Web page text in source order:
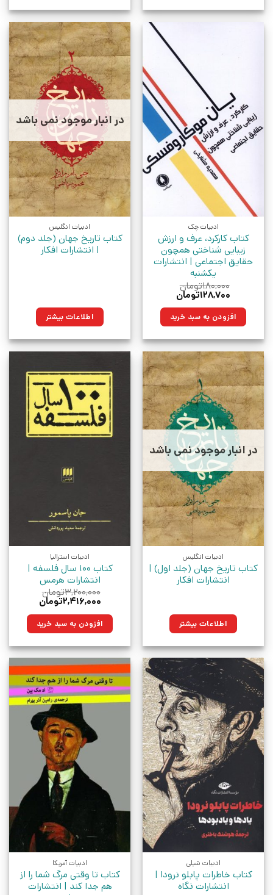
ادبیات چک
کتاب کارکرد، عرف و ارزش
زیبایی‌ شناختی همچون
حقایق اجتماعی | انتشارات
یکشنبه
۱۸۰,۰۰۰تومان
قیمت
۱۸۰,۰۰۰تومان
بود.
۱۲۸,۷۰۰تومان
۱۲۸,۷۰۰تومان.افزودن به سبد خرید
در انبار موجود نمی باشد
ادبیات انگلیس
کتاب تاریخ جهان (جلد دوم)
| انتشارات افکار
اطلاعات بیشتر
در انبار موجود نمی باشد
ادبیات انگلیس
کتاب تاریخ جهان (جلد اول) |
انتشارات افکار
اطلاعات بیشتر
ادبیات استرالیا
کتاب 100 سال فلسفه |
انتشارات هرمس
۳,۲۰۰,۰۰۰تومان
قیمت
۳,۲۰۰,۰۰۰تومان
بود.
۲,۴۱۶,۰۰۰تومان
۲,۴۱۶,۰۰۰تومان.افزودن به سبد خرید
ادبیات شیلی
کتاب خاطرات پابلو نرودا |
انتشارات نگاه
ادبیات آمریکا
کتاب تا وقتی مرگ شما را از
هم جدا کند | انتشارات